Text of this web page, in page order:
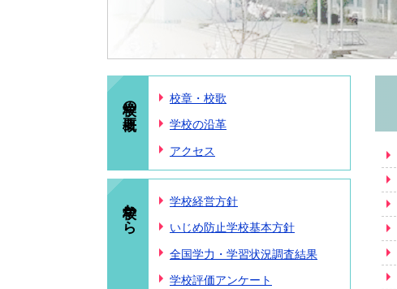
学校の概要 校章・校歌
学校の沿革
アクセス
学校から 学校経営方針
いじめ防止学校基本方針
全国学力・学習状況調査結果
学校評価アンケート